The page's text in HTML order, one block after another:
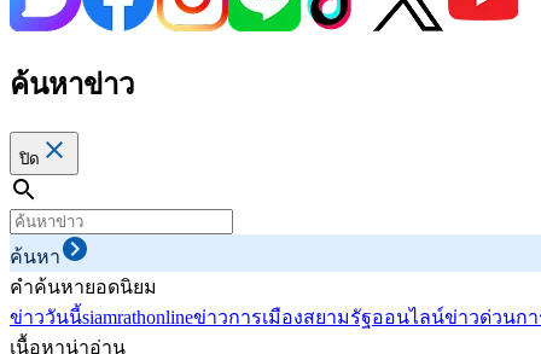
ค้นหาข่าว
ปิด
ค้นหา
คำค้นหายอดนิยม
ข่าววันนี้siamrathonlineข่าวการเมืองสยามรัฐออนไลน์ข่าวด่วนก
เนื้อหาน่าอ่าน